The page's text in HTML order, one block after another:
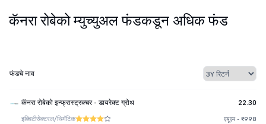
कॅनरा रोबेको म्युच्युअल फंडकडून अधिक फंड
फंडचे नाव
कॅनरा रोबेको इन्फ्रास्ट्रक्चर - डायरेक्ट ग्रोथ 22.30
इक्विटीसेक्टरल/थिमॅटिक एयूएम - ₹998